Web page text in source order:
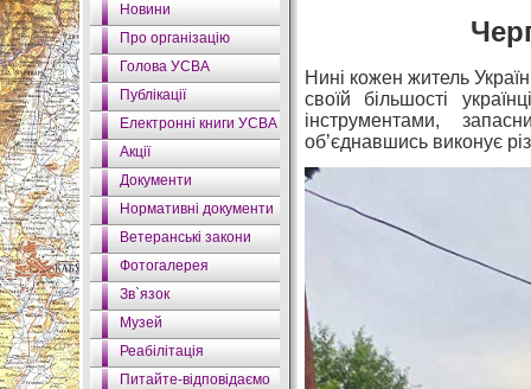
Новини
Про організацію
Голова УСВА
Публікації
Електронні книги УСВА
Акції
Документи
Нормативні документи
Ветеранські закони
Фотогалерея
Зв`язок
Музей
Реабілітація
Питайте-відповідаємо
Нині кожен житель
своїй більшості
інструментами,
об’єднавшись виконує